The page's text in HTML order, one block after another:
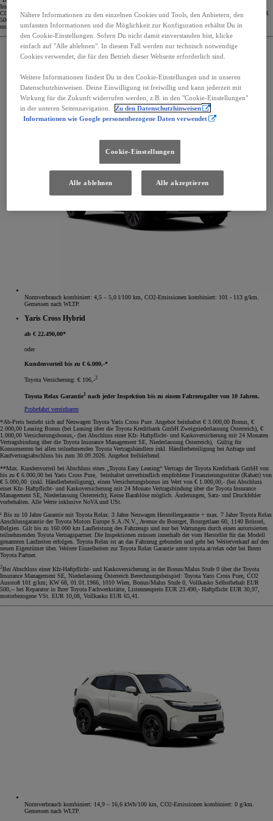
Insurance Management SE, Niederlassung Österreich Berechnungsbeispiel: Toyota Yaris Hybrid 116 Active,
CO2 Ausstoß 87 g/km; KW 68, 01.01.1966, 1010 Wien, Bonus/Malus Stufe 0, Vollkasko Selbstbehalt EUR
500,-- bei Reparatur in Ihrer Toyota Fachwerkstätte, Listenneupreis EUR 23.490,- Haftpflicht EUR 24,96,
motorbezogene VSt. EUR 10,08, Vollkasko EUR 68,76.
Normverbrauch kombiniert: 4,5 – 5,0 l/100 km, CO2-Emissionen kombiniert: 101 - 113 g/km.
Gemessen nach WLTP.
Yaris Cross Hybrid
ab € 22.490,00*
oder
Kundenvorteil bis zu € 6.000,-*
Toyota Versicherung: € 106,-2
Toyota Relax Garantie
nach jeder Inspektion bis zu einem Fahrzeugalter von 10 Jahren.
Probefahrt vereinbaren
*Ab-Preis bezieht sich auf Neuwagen Toyota Yaris Cross Pure. Angebot beinhaltet € 3.000,00 Bonus, €
2.000,00 Leasing Bonus (bei Leasing über die Toyota Kreditbank GmbH Zweigniederlassung Österreich), €
1.000,00 Versicherungsbonus,- (bei Abschluss einer Kfz- Haftpflicht- und Kaskoversicherung mit 24 Monaten
Vertragsbindung über die Toyota Insurance Management SE, Niederlassung Österreich), Gültig für
Konsumenten bei allen teilnehmenden Toyota Vertragshändlern inkl. Händlerbeteiligung bei Anfrage und
Kaufvertragsabschluss bis zum 30.09.2026. Angebot freibleibend.
**Max. Kundenvorteil bei Abschluss eines „Toyota Easy Leasing“ Vertrags der Toyota Kreditbank GmbH von
bis zu € 6.000,00 bei Yaris Cross Pure, beinhaltet unverbindlich empfohlene Finanzierungsstütze (Rabatt) von
€ 5.000,00 (inkl. Händlerbeteiligung), einen Versicherungsbonus im Wert von € 1.000,00,- (bei Abschluss
einer Kfz- Haftpflicht- und Kaskoversicherung mit 24 Monate Vertragsbindung über die Toyota Insurance
Management SE, Niederlassung Österreich); Keine Barablöse möglich. Änderungen, Satz- und Druckfehler
vorbehalten. Alle Werte inklusive NoVA und USt
¹ Bis zu 10 Jahre Garantie mit Toyota Relax: 3 Jahre Neuwagen Herstellergarantie + max. 7 Jahre Toyota Relax
Anschlussgarantie der Toyota Motors Europe S.A./N.V., Avenue du Bourget, Bourgetlaan 60, 1140 Brüssel,
Belgien. Gilt bis zu 160.000 km Laufleistung des Fahrzeugs und nur bei Wartungen durch einen autorisierten
teilnehmenden Toyota Vertragspartner. Die Inspektionen müssen innerhalb der vom Hersteller für das Modell
genannten Laufzeiten erfolgen. Toyota Relax ist an das Fahrzeug gebunden und geht bei Weiterverkauf auf den
neuen Eigentümer über. Weitere Einzelheiten zur Toyota Relax Garantie unter toyota.at/relax oder bei Ihrem
Toyota Partner.
2Bei Abschluss einer Kfz-Haftpflicht- und Kaskoversicherung in der Bonus/Malus Stufe 0 über die Toyota
Insurance Management SE, Niederlassung Österreich Berechnungsbeispiel: Toyota Yaris Cross Pure, CO2
Ausstoß 101 g/km; KW 68, 01.01.1966, 1010 Wien, Bonus/Malus Stufe 0, Vollkasko Selbstbehalt EUR
500,-- bei Reparatur in Ihrer Toyota Fachwerkstätte, Listenneupreis EUR 23.490,- Haftpflicht EUR 30,97,
motorbezogene VSt. EUR 10,08, Vollkasko EUR 65,41.
Normverbrauch kombiniert: 14,9 – 16,6 kWh/100 km, CO2-Emissionen kombiniert: 0 g/km.
Gemessen nach WLTP.
Nähere Informationen zu den einzelnen Cookies und Tools, den Anbietern, den
umfassten Informationen und die Möglichkeit zur Konfiguration erhältst Du in
den Cookie-Einstellungen. Sofern Du nicht damit einverstanden bist, klicke
einfach auf "Alle ablehnen". In diesem Fall werden nur technisch notwendige
Cookies verwendet, die für den Betrieb dieser Webseite erforderlich sind.
Weitere Informationen findest Du in den Cookie-Einstellungen und in unseren
Datenschutzhinweisen. Deine Einwilligung ist freiwillig und kann jederzeit mit
Wirkung für die Zukunft widerrufen werden, z.B. in den "Cookie-Einstellungen"
in der unteren Seitennavigation.
Zu den Datenschutzhinweisen
Informationen wie Google personenbezogene Daten verwendet
Cookie-Einstellungen
Alle ablehnen Alle akzeptieren